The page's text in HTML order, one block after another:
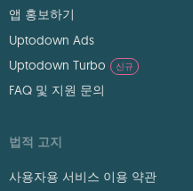
앱 홍보하기
Uptodown Ads
Uptodown Turbo
신규
FAQ 및 지원 문의
법적 고지
사용자용 서비스 이용 약관